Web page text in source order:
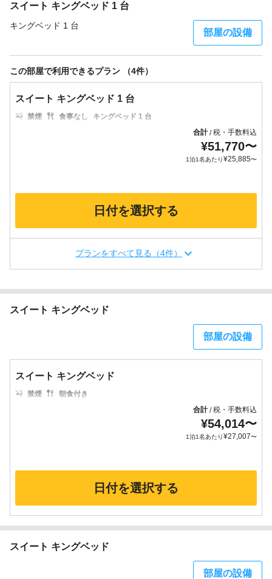
スイート キングベッド 1 台
キングベッド 1 台
部屋の設備
この部屋で利用できるプラン （4件）
スイート キングベッド 1 台
禁煙 食事なし
キングベッド 1 台
合計/税・手数料込
¥51,770〜
1泊1名あたり¥25,885〜
日付を選択する
プランをすべて見る（4件）
スイート キングベッド
部屋の設備
スイート キングベッド
禁煙
朝食付き
合計/税・手数料込
¥54,014〜
1泊1名あたり¥27,007〜
日付を選択する
スイート キングベッド
部屋の設備